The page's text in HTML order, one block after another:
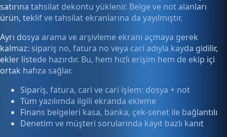
satırına tahsilat dekontu yüklenir. Belge ve not alanları
ürün, teklif ve tahsilat ekranlarına da yayılmıştır.
Ayrı dosya arama ve arşivleme ekranı açmaya gerek
kalmaz: sipariş no, fatura no veya cari adıyla kayda gidilir,
ekler listede hazırdır. Bu, hem hızlı erişim hem de ekip içi
ortak hafıza sağlar.
Sipariş, fatura, cari ve cari işlem: dosya + not
Tüm yazılımda ilgili ekranda ekleme
Finans belgeleri kasa, banka, çek-senet ile bağlantılı
Denetim ve müşteri sorularında kayıt bazlı kanıt